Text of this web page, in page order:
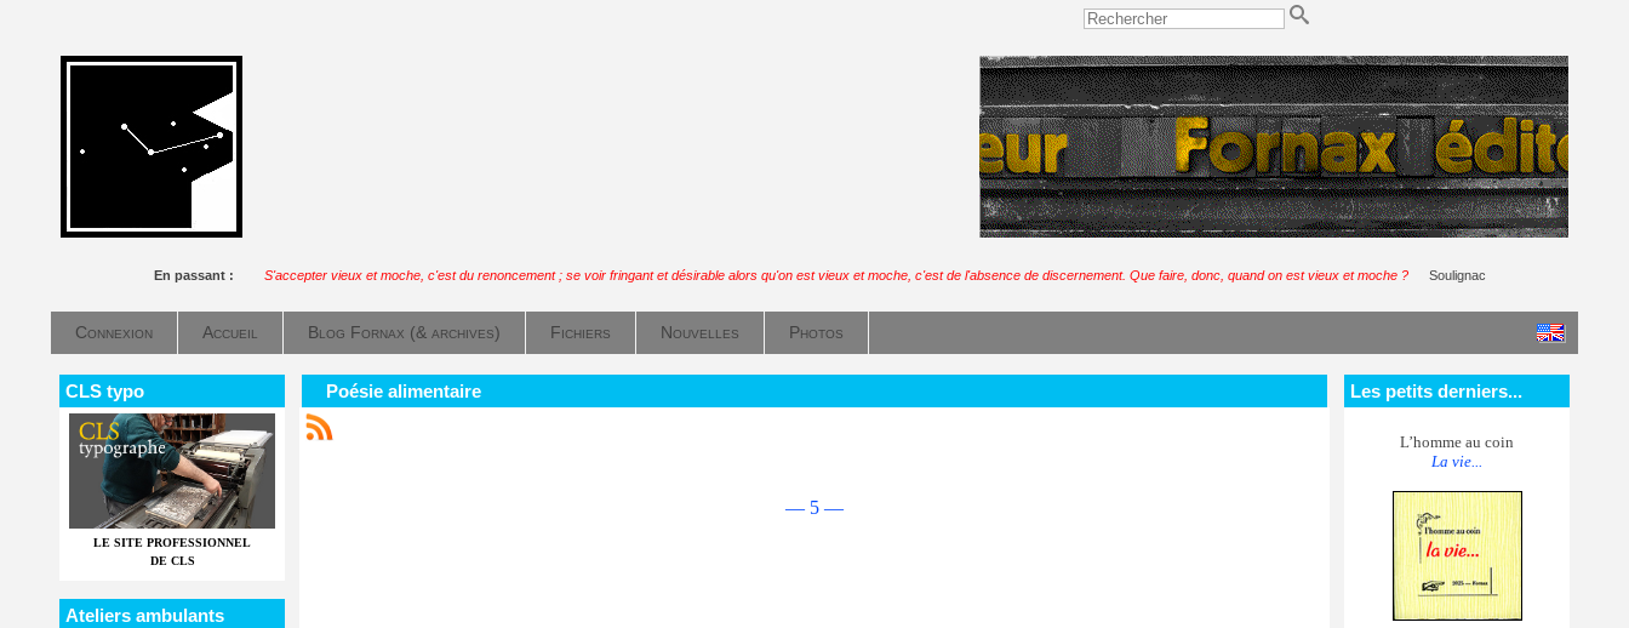
En passant : S'accepter vieux et moche, c'est du renoncement ; se voir fringant et désirable alors qu'on est vieux et moche, c'est de l'absence de discernement. Que faire, donc, quand on est vieux et moche ? Soulignac
Connexion Accueil Blog Fornax (& archives) Fichiers Nouvelles Photos
CLS typo
LE SITE PROFESSIONNEL
DE CLS
Ateliers ambulants
Poésie alimentaire
— 5 —
Les petits derniers...
L’homme au coin
La vie...